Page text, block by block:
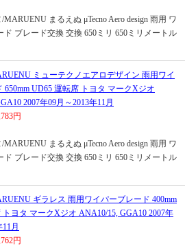
まるえぬ μTecno Aero design 雨用 ワ
ブレード交換 交換 650ミリ 650ミリメートル
ミューテクノエアロデザイン 雨用ワイ
650mm UD65 運転席 トヨタ マークXジオ
2007年09月～2013年11月
円
まるえぬ μTecno Aero design 雨用 ワ
ブレード交換 交換 650ミリ 650ミリメートル
ギラレス 雨用ワイパーブレード 400mm
トヨタ マークXジオ ANA10/15, GGA10 2007年
月
円